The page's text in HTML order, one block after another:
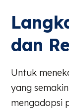
dan
Untuk
yang
mengadopsi